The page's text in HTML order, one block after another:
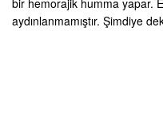
bir hemorajik humma yapar.
aydınlanmamıştır. Şimdiye